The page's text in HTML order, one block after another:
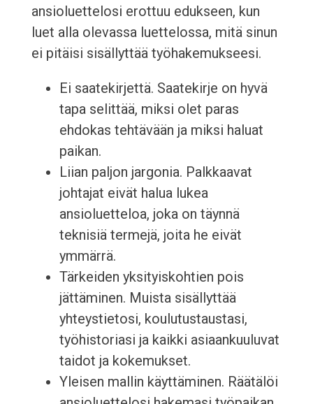
ansioluettelosi erottuu edukseen, kun
luet alla olevassa luettelossa, mitä sinun
ei pitäisi sisällyttää työhakemukseesi.
Ei saatekirjettä. Saatekirje on hyvä
tapa selittää, miksi olet paras
ehdokas tehtävään ja miksi haluat
paikan.
Liian paljon jargonia. Palkkaavat
johtajat eivät halua lukea
ansioluetteloa, joka on täynnä
teknisiä termejä, joita he eivät
ymmärrä.
Tärkeiden yksityiskohtien pois
jättäminen. Muista sisällyttää
yhteystietosi, koulutustaustasi,
työhistoriasi ja kaikki asiaankuuluvat
taidot ja kokemukset.
Yleisen mallin käyttäminen. Räätälöi